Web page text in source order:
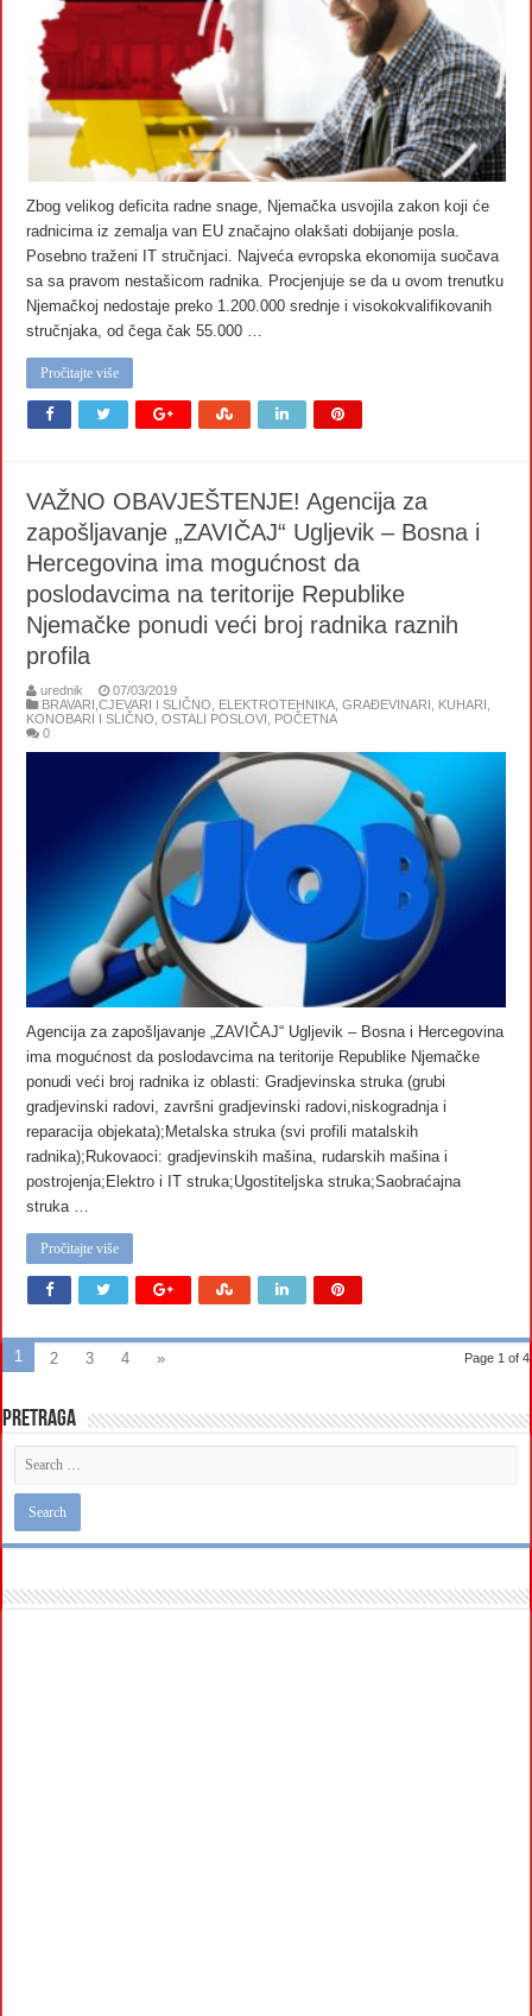
Zbog velikog deficita radne snage, Njemačka usvojila zakon koji će
radnicima iz zemalja van EU značajno olakšati dobijanje posla.
Posebno traženi IT stručnjaci. Najveća evropska ekonomija suočava
sa sa pravom nestašicom radnika. Procjenjuje se da u ovom trenutku
Njemačkoj nedostaje preko 1.200.000 srednje i visokokvalifikovanih
stručnjaka, od čega čak 55.000 …
Pročitajte više
VAŽNO OBAVJEŠTENJE! Agencija za
zapošljavanje „ZAVIČAJ“ Ugljevik – Bosna i
Hercegovina ima mogućnost da
poslodavcima na teritorije Republike
Njemačke ponudi veći broj radnika raznih
profila
urednik
07/03/2019
BRAVARI,CJEVARI I SLIČNO
ELEKTROTEHNIKA ,GRAĐEVINARI
KUHARI,
KONOBARI I SLIČNO ,OSTALI POSLOVI
POČETNA
0
Agencija za zapošljavanje „ZAVIČAJ“ Ugljevik – Bosna i Hercegovina
ima mogućnost da poslodavcima na teritorije Republike Njemačke
ponudi veći broj radnika iz oblasti: Gradjevinska struka (grubi
gradjevinski radovi, završni gradjevinski radovi,niskogradnja i
reparacija objekata);Metalska struka (svi profili matalskih
radnika);Rukovaoci: gradjevinskih mašina, rudarskih mašina i
postrojenja;Elektro i IT struka;Ugostiteljska struka;Saobraćajna
struka …
Pročitajte više
Page 1 of 4
1 2 3 4 »
Pretraga